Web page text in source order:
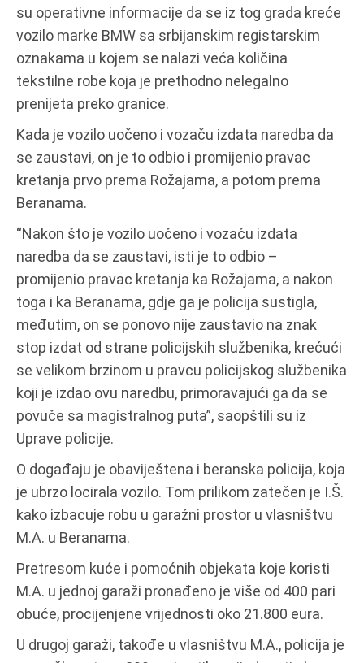
su operativne informacije da se iz tog grada kreće
vozilo marke BMW sa srbijanskim registarskim
oznakama u kojem se nalazi veća količina
tekstilne robe koja je prethodno nelegalno
prenijeta preko granice.
Kada je vozilo uočeno i vozaču izdata naredba da
se zaustavi, on je to odbio i promijenio pravac
kretanja prvo prema Rožajama, a potom prema
Beranama.
“Nakon što je vozilo uočeno i vozaču izdata
naredba da se zaustavi, isti je to odbio –
promijenio pravac kretanja ka Rožajama, a nakon
toga i ka Beranama, gdje ga je policija sustigla,
međutim, on se ponovo nije zaustavio na znak
stop izdat od strane policijskih službenika, krećući
se velikom brzinom u pravcu policijskog službenika
koji je izdao ovu naredbu, primoravajući ga da se
povuče sa magistralnog puta”, saopštili su iz
Uprave policije.
O događaju je obaviještena i beranska policija, koja
je ubrzo locirala vozilo. Tom prilikom zatečen je I.Š.
kako izbacuje robu u garažni prostor u vlasništvu
M.A. u Beranama.
Pretresom kuće i pomoćnih objekata koje koristi
M.A. u jednoj garaži pronađeno je više od 400 pari
obuće, procijenjene vrijednosti oko 21.800 eura.
U drugoj garaži, takođe u vlasništvu M.A., policija je